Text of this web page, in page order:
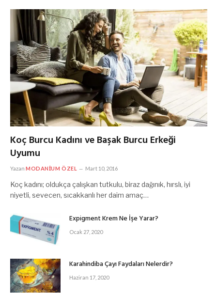
Koç Burcu Kadını ve Başak Burcu Erkeği
Uyumu
Yazan MODANIUM ÖZEL Mart 10, 2016
Koç kadını; oldukça çalışkan tutkulu, biraz dağınık, hırslı, iyi
niyetli, sevecen, sıcakkanlı her daim amaç…
Expigment Krem Ne İşe Yarar?
Ocak 27, 2020
Karahindiba Çayı Faydaları Nelerdir?
Haziran 17, 2020